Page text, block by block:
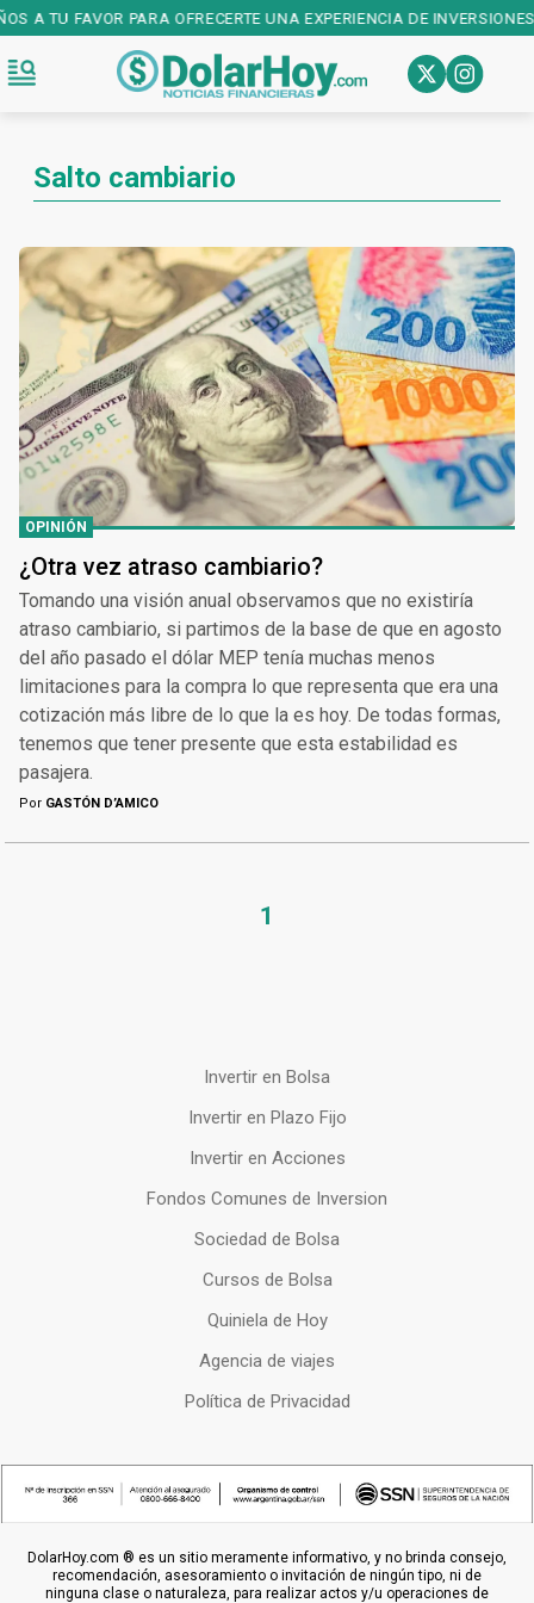
A TU FAVOR PARA OFRECERTE UNA EXPERIENCIA DE
Salto cambiario
OPINIÓN
¿Otra vez atraso cambiario?
Tomando una visión anual observamos que no existiría
atraso cambiario, si partimos de la base de que en agosto
del año pasado el dólar MEP tenía muchas menos
limitaciones para la compra lo que representa que era una
cotización más libre de lo que la es hoy. De todas formas,
tenemos que tener presente que esta estabilidad es
pasajera.
Por GASTÓN D’AMICO
1
Invertir en Bolsa
Invertir en Plazo Fijo
Invertir en Acciones
Fondos Comunes de Inversion
Sociedad de Bolsa
Cursos de Bolsa
Quiniela de Hoy
Agencia de viajes
Política de Privacidad
DolarHoy.com ® es un sitio meramente informativo, y no brinda consejo,
recomendación, asesoramiento o invitación de ningún tipo, ni de
ninguna clase o naturaleza, para realizar actos y/u operaciones de